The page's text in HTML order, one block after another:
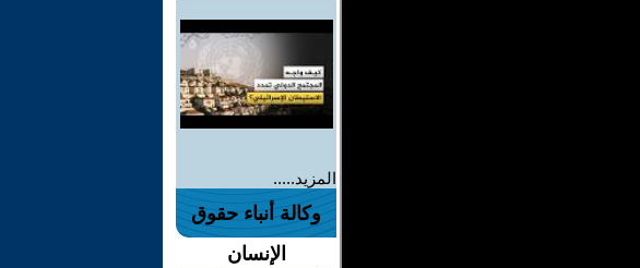
المزيد.....
وكالة أنباء حقوق
الإنسان